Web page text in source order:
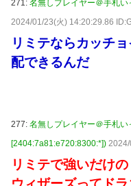
271: 名無しプレイヤー＠手札
2024/01/23(火) 14:20:29.86
リミテならカッチ
配できるんだ
277: 名無しプレイヤー＠手札い
[2404:7a81:e720:8300:*])
リミテで強いだけ